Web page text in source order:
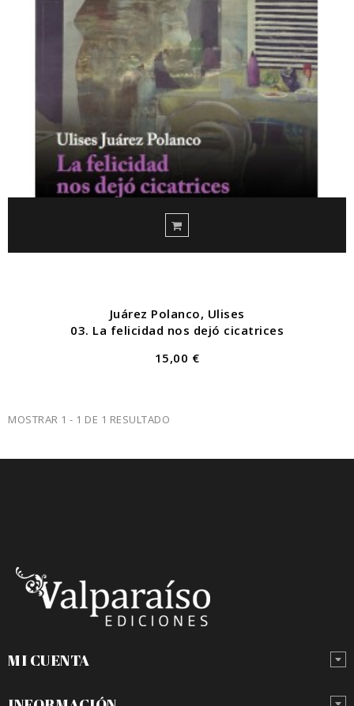
Juárez Polanco, Ulises
03. La felicidad nos dejó cicatrices
15,00 €
MOSTRAR 1 - 1 DE 1 RESULTADO
MI CUENTA